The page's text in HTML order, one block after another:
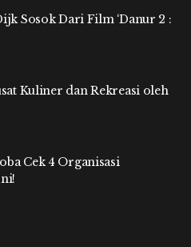
Sosok Dari Film ‘Danur 2 :
Kuliner dan Rekreasi oleh
Cek 4 Organisasi